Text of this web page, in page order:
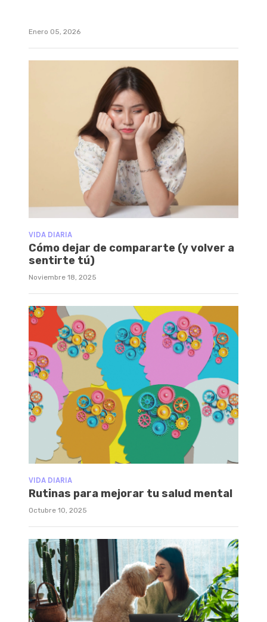
Enero 05, 2026
VIDA DIARIA
Cómo dejar de compararte (y volver a
sentirte tú)
Noviembre 18, 2025
VIDA DIARIA
Rutinas para mejorar tu salud mental
Octubre 10, 2025